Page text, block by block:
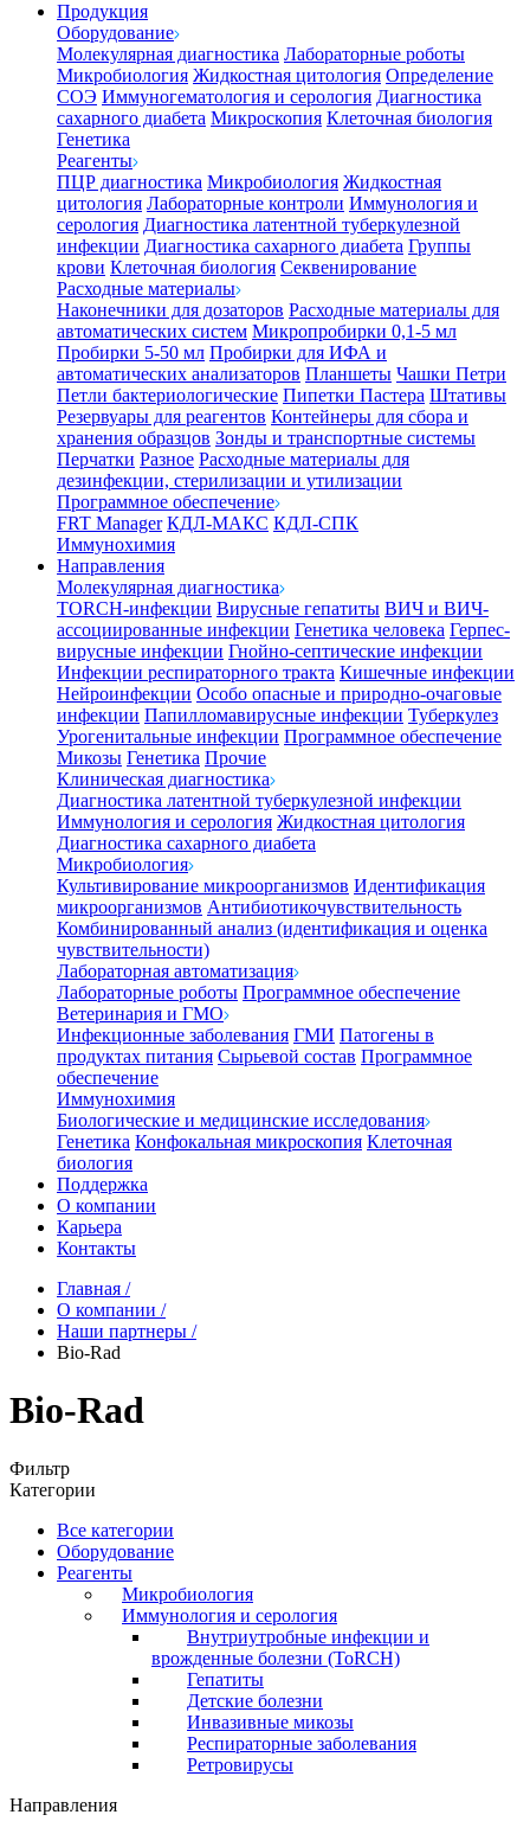
Продукция
Оборудование
Молекулярная диагностика Лабораторные роботы
Микробиология Жидкостная цитология Определение
СОЭ Иммуногематология и серология Диагностика
сахарного диабета Микроскопия Клеточная биология
Генетика
Реагенты
ПЦР диагностика Микробиология Жидкостная
цитология Лабораторные контроли Иммунология и
серология Диагностика латентной туберкулезной
инфекции Диагностика сахарного диабета Группы
крови Клеточная биология Секвенирование
Расходные материалы
Наконечники для дозаторов Расходные материалы для
автоматических систем Микропробирки 0,1-5 мл
Пробирки 5-50 мл Пробирки для ИФА и
автоматических анализаторов Планшеты Чашки Петри
Петли бактериологические Пипетки Пастера Штативы
Резервуары для реагентов Контейнеры для сбора и
хранения образцов Зонды и транспортные системы
Перчатки Разное Расходные материалы для
дезинфекции, стерилизации и утилизации
Программное обеспечение
FRT Manager КДЛ-МАКС КДЛ-СПК
Иммунохимия
Направления
Молекулярная диагностика
TORCH-инфекции Вирусные гепатиты ВИЧ и ВИЧ-
ассоциированные инфекции Генетика человека Герпес-
вирусные инфекции Гнойно-септические инфекции
Инфекции респираторного тракта Кишечные инфекции
Нейроинфекции Особо опасные и природно-очаговые
инфекции Папилломавирусные инфекции Туберкулез
Урогенитальные инфекции Программное обеспечение
Микозы Генетика Прочие
Клиническая диагностика
Диагностика латентной туберкулезной инфекции
Иммунология и серология Жидкостная цитология
Диагностика сахарного диабета
Микробиология
Культивирование микроорганизмов Идентификация
микроорганизмов Антибиотикочувствительность
Комбинированный анализ (идентификация и оценка
чувствительности)
Лабораторная автоматизация
Лабораторные роботы Программное обеспечение
Ветеринария и ГМО
Инфекционные заболевания ГМИ Патогены в
продуктах питания Сырьевой состав Программное
обеспечение
Иммунохимия
Биологические и медицинские исследования
Генетика Конфокальная микроскопия Клеточная
биология
Поддержка
О компании
Карьера
Контакты
Главная /
О компании /
Наши партнеры /
Bio-Rad
Bio-Rad
Фильтр
Категории
Все категории
Оборудование
Реагенты
Микробиология
Иммунология и серология
Внутриутробные инфекции и
врожденные болезни (ToRCH)
Гепатиты
Детские болезни
Инвазивные микозы
Респираторные заболевания
Ретровирусы
Направления